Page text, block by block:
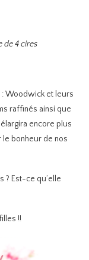
de 4 cires
Woodwick et leurs
raffinés ainsi que
encore plus
bonheur de nos
? Est-ce qu’elle
!!